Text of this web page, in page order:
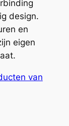
design.
en
eigen
van